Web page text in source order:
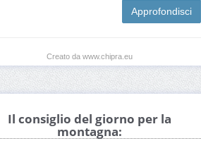
Approfondisci
Creato da www.chipra.eu
Il consiglio del giorno per la
montagna: